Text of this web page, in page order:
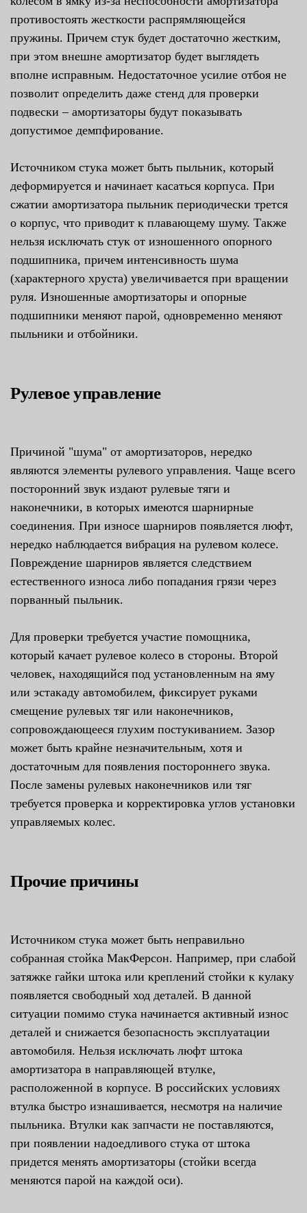
противостоять жесткости распрямляющейся
пружины. Причем стук будет достаточно жестким,
при этом внешне амортизатор будет выглядеть
вполне исправным. Недостаточное усилие отбоя не
позволит определить даже стенд для проверки
подвески – амортизаторы будут показывать
допустимое демпфирование.
Источником стука может быть пыльник, который
деформируется и начинает касаться корпуса. При
сжатии амортизатора пыльник периодически трется
о корпус, что приводит к плавающему шуму. Также
нельзя исключать стук от изношенного опорного
подшипника, причем интенсивность шума
(характерного хруста) увеличивается при вращении
руля. Изношенные амортизаторы и опорные
подшипники меняют парой, одновременно меняют
пыльники и отбойники.
Рулевое управление
Причиной "шума" от амортизаторов, нередко
являются элементы рулевого управления. Чаще всего
посторонний звук издают рулевые тяги и
наконечники, в которых имеются шарнирные
соединения. При износе шарниров появляется люфт,
нередко наблюдается вибрация на рулевом колесе.
Повреждение шарниров является следствием
естественного износа либо попадания грязи через
порванный пыльник.
Для проверки требуется участие помощника,
который качает рулевое колесо в стороны. Второй
человек, находящийся под установленным на яму
или эстакаду автомобилем, фиксирует руками
смещение рулевых тяг или наконечников,
сопровождающееся глухим постукиванием. Зазор
может быть крайне незначительным, хотя и
достаточным для появления постороннего звука.
После замены рулевых наконечников или тяг
требуется проверка и корректировка углов установки
управляемых колес.
Прочие причины
Источником стука может быть неправильно
собранная стойка МакФерсон. Например, при слабой
затяжке гайки штока или креплений стойки к кулаку
появляется свободный ход деталей. В данной
ситуации помимо стука начинается активный износ
деталей и снижается безопасность эксплуатации
автомобиля. Нельзя исключать люфт штока
амортизатора в направляющей втулке,
расположенной в корпусе. В российских условиях
втулка быстро изнашивается, несмотря на наличие
пыльника. Втулки как запчасти не поставляются,
при появлении надоедливого стука от штока
придется менять амортизаторы (стойки всегда
меняются парой на каждой оси).